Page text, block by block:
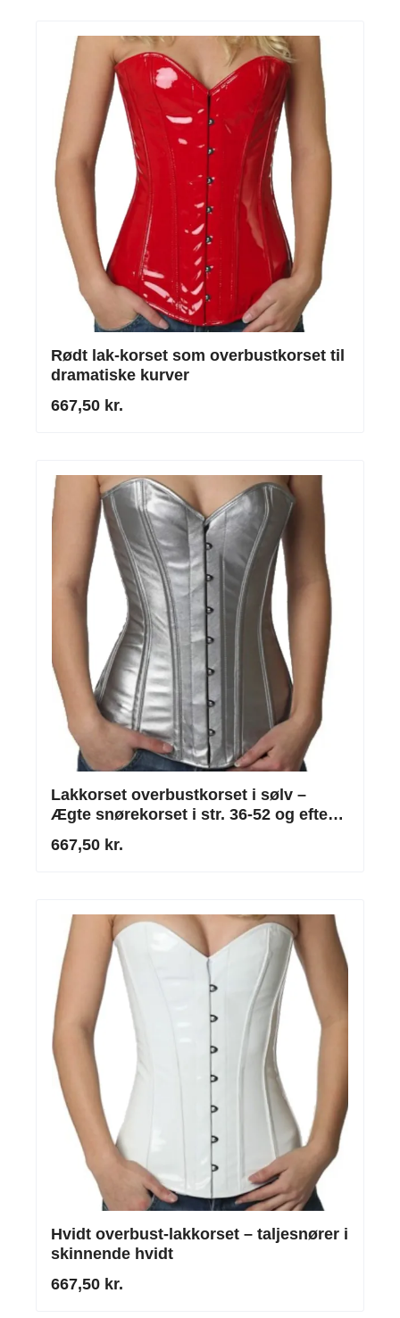
Rødt lak-korset som overbustkorset til
dramatiske kurver
667,50 kr.
Lakkorset overbustkorset i sølv –
Ægte snørekorset i str. 36-52 og efter
667,50 kr.
Hvidt overbust-lakkorset – taljesnører i
skinnende hvidt
667,50 kr.